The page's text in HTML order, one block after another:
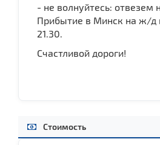
- не волнуйтесь: отвезем
Прибытие в Минск на ж/д
21.30.
Счастливой дороги!
Стоимость